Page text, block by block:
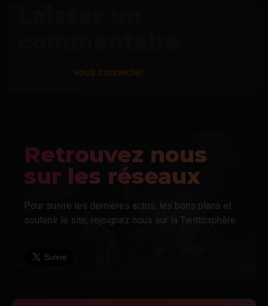
vous connecter
Retrouvez nous
sur les réseaux
Pour suivre les dernières actus, les bons plans et
soutenir le site, rejoignez nous sur la Twittosphère.